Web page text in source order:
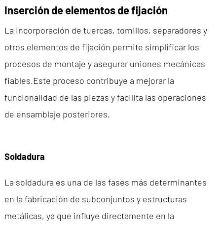
Inserción de elementos de fijación
La incorporación de tuercas, tornillos, separadores y
otros elementos de fijación permite simplificar los
procesos de montaje y asegurar uniones mecánicas
fiables.Este proceso contribuye a mejorar la
funcionalidad de las piezas y facilita las operaciones
de ensamblaje posteriores.
Soldadura
La soldadura es una de las fases más determinantes
en la fabricación de subconjuntos y estructuras
metálicas, ya que influye directamente en la